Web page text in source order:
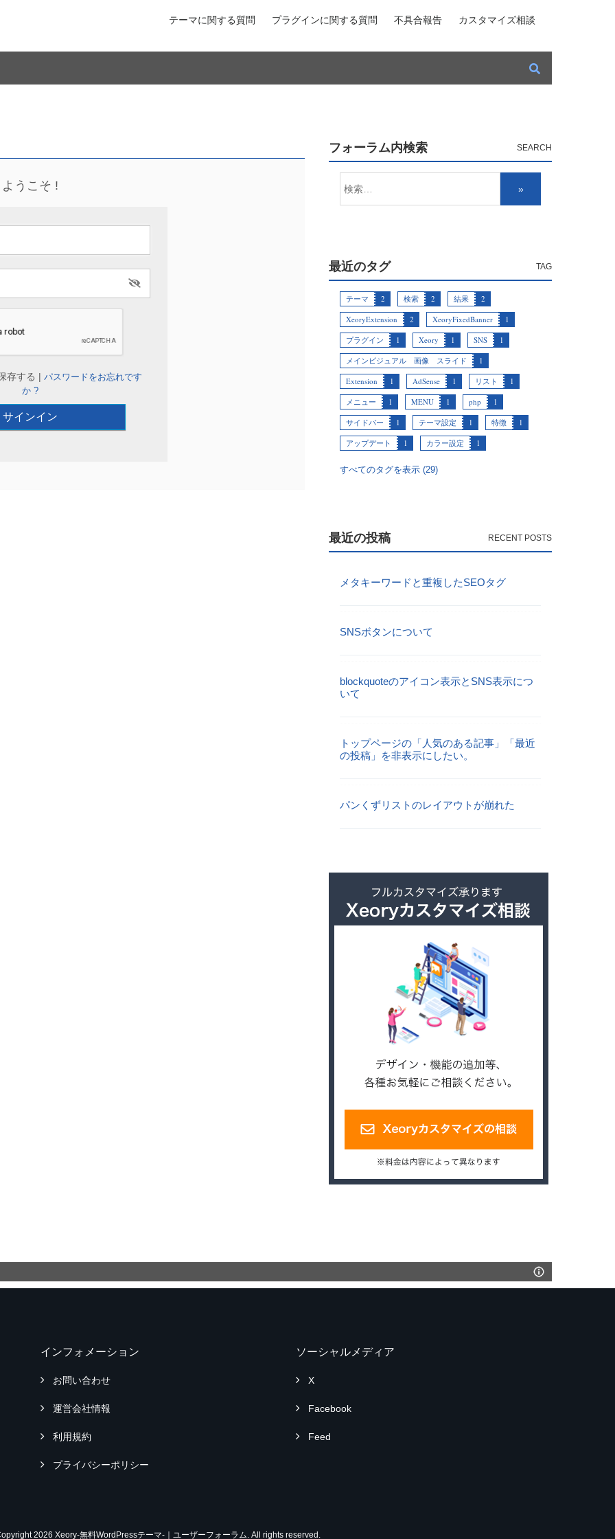
テーマに関する質問 プラグインに関する質問 不具合報告 カスタマイズ相談
ようこそ !
存する |パスワードをお忘れです
か ?
フォーラム内検索
最近のタグ
テーマ 2 検索 2 結果
2
XeoryExtension
2 XeoryFixedBanner
1
プラグイン
1 Xeory 1 SNS
1
メインビジュアル 画像 スライド
1
Extension
1 AdSense 1 リスト
1
メニュー
1 MENU 1 php
1
サイドバー
1 テーマ設定 1 特徴
1
アップデート
1 カラー設定 1
すべてのタグを表示 (29)
最近の投稿
メタキーワードと重複したSEOタグ
SNSボタンについて
blockquoteのアイコン表示とSNS表示につ
いて
トップページの「人気のある記事」「最近
の投稿」を非表示にしたい。
パンくずリストのレイアウトが崩れた
インフォメーション
お問い合わせ
運営会社情報
利用規約
プライバシーポリシー
ソーシャルメディア
X
Facebook
Feed
2026 Xeory-無料WordPressテーマ-｜ユーザーフォーラム. All rights reserved.